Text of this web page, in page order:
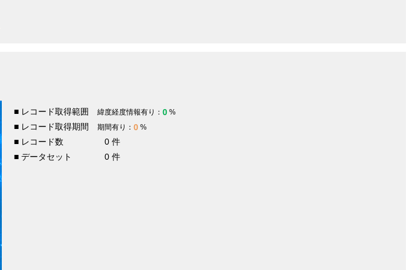
■ レコード取得範囲 緯度経度情報有り： 0 %
■ レコード取得期間 期間有り： 0 %
■ レコード数
0 件
■ データセット
0 件